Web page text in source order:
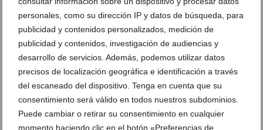
personales, como su dirección IP y datos de búsqueda, para
publicidad y contenidos personalizados, medición de
publicidad y contenidos, investigación de audiencias y
desarrollo de servicios. Además, podemos utilizar datos
precisos de localización geográfica e identificación a través
del escaneado del dispositivo. Tenga en cuenta que su
consentimiento será válido en todos nuestros subdominios.
Puede cambiar o retirar su consentimiento en cualquier
momento haciendo clic en el botón «Preferencias de
Mengual y Nina Llorens en el Museu
Soler Blasco de Xàbia (41)
Mengual y Nina Llorens en el Museu
Soler Blasco de Xàbia
Exposición ‘Scrapology’ de Imma
Soler Blasco de Xàbia (43)
Exposición ‘Scrapology’ de Imma
Mengual y Nina Llorens en el Museu
Soler Blasco de Xàbia (44)